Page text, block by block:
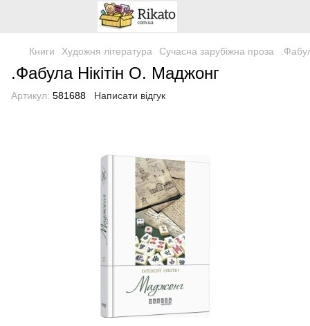
Книги Художня література Сучасна зарубіжна проза
.Фабула Нікітін О. Маджонг
Артикул: 581688 Написати відгук